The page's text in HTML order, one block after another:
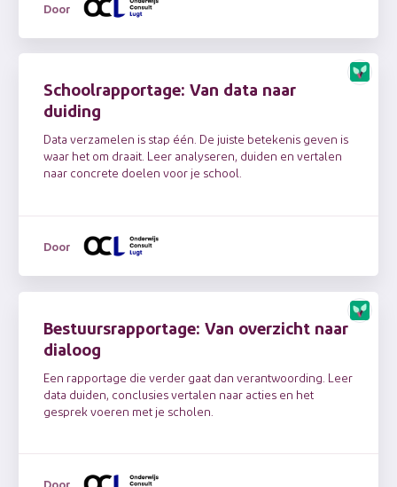
Door
Schoolrapportage: Van data naar
duiding
Data verzamelen is stap één. De juiste betekenis geven is
waar het om draait. Leer analyseren, duiden en vertalen
naar concrete doelen voor je school.
Door
Bestuursrapportage: Van overzicht naar
dialoog
Een rapportage die verder gaat dan verantwoording. Leer
data duiden, conclusies vertalen naar acties en het
gesprek voeren met je scholen.
Door